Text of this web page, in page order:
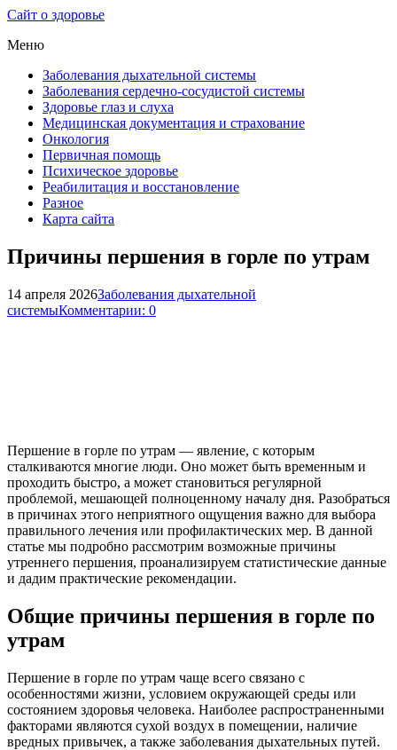
Сайт о здоровье
Меню
Заболевания дыхательной системы
Заболевания сердечно-сосудистой системы
Здоровье глаз и слуха
Медицинская документация и страхование
Онкология
Первичная помощь
Психическое здоровье
Реабилитация и восстановление
Разное
Карта сайта
Причины першения в горле по утрам
14 апреля 2026Заболевания дыхательной
системыКомментарии: 0
Першение в горле по утрам — явление, с которым
сталкиваются многие люди. Оно может быть временным и
проходить быстро, а может становиться регулярной
проблемой, мешающей полноценному началу дня. Разобраться
в причинах этого неприятного ощущения важно для выбора
правильного лечения или профилактических мер. В данной
статье мы подробно рассмотрим возможные причины
утреннего першения, проанализируем статистические данные
и дадим практические рекомендации.
Общие причины першения в горле по
утрам
Першение в горле по утрам чаще всего связано с
особенностями жизни, условием окружающей среды или
состоянием здоровья человека. Наиболее распространенными
факторами являются сухой воздух в помещении, наличие
вредных привычек, а также заболевания дыхательных путей.